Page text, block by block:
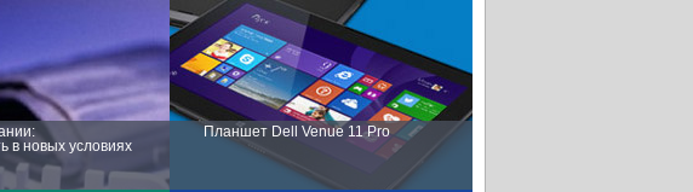
в новых условиях
Планшет Dell Venue 11 Pro